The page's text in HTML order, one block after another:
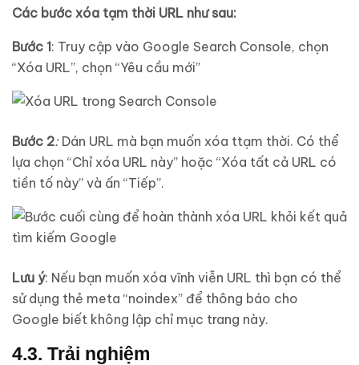
Các bước xóa tạm thời URL như sau:
Bước 1: Truy cập vào Google Search Console, chọn
“Xóa URL”, chọn “Yêu cầu mới”
Bước 2:Dán URL mà bạn muốn xóa ttạm thời. Có thể
lựa chọn “Chỉ xóa URL này” hoặc “Xóa tất cả URL có
tiền tố này” và ấn “Tiếp”.
Lưu ý: Nếu bạn muốn xóa vĩnh viễn URL thì bạn có thể
sử dụng thẻ meta “noindex” để thông báo cho
Google biết không lập chỉ mục trang này.
4.3. Trải nghiệm